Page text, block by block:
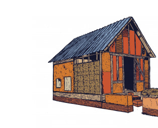
Transformateur, Ecrouvis …